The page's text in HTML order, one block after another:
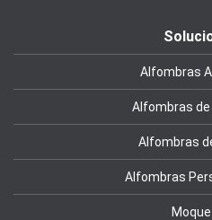
Alfombras
Alfombras de
Alfombras
Alfombras